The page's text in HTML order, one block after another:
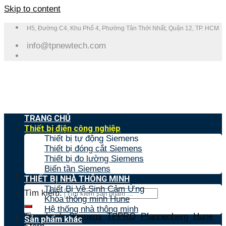
Skip to content
H5, Đường C4, Khu Phố 4, Phường Tân Thới Nhất, Quận 12, TP. HCM
info@tpnewtech.com
Tìm kiếm:
Tìm nhanh:Siemens,TPPRO,Pfannenberg,Hune,
TRANG CHỦ
Thiết bị điện công nghiệp
Thiết bị tự động Siemens
Thiết bị đóng cắt Siemens
Thiết bị đo lường Siemens
Biến tần Siemens
THIẾT BỊ NHÀ THÔNG MINH
Thiết Bị Vệ Sinh Cảm Ứng
Khóa thông minh Hune
Hệ thống nhà thông minh
Sản phẩm khác